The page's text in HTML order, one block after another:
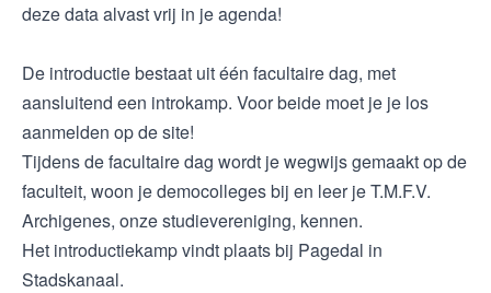
deze data alvast vrij in je agenda!
De introductie bestaat uit één facultaire dag, met
aansluitend een introkamp. Voor beide moet je je los
aanmelden op de site!
Tijdens de facultaire dag wordt je wegwijs gemaakt op de
faculteit, woon je democolleges bij en leer je T.M.F.V.
Archigenes, onze studievereniging, kennen.
Het introductiekamp vindt plaats bij Pagedal in
Stadskanaal.